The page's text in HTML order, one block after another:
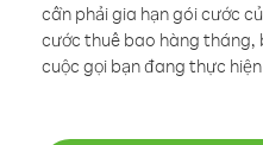
cần phải gia hạn gói cước
cước thuê bao hàng tháng,
cuộc gọi bạn đang thực hiện